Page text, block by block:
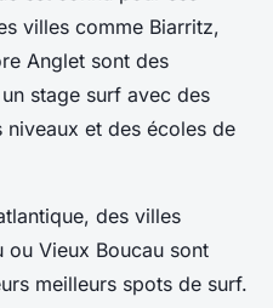
villes comme Biarritz,
Anglet sont des
stage surf avec des
niveaux et des écoles de
des villes
ou Vieux Boucau sont
meilleurs spots de surf.